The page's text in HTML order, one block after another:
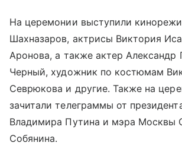
На церемонии выступили
Шахназаров, актрисы Виктория
Аронова, а также актер Александр
Черный, художник по костюмам
Севрюкова и другие. Также на
зачитали телеграммы от
Владимира Путина и мэра Москвы
Собянина.